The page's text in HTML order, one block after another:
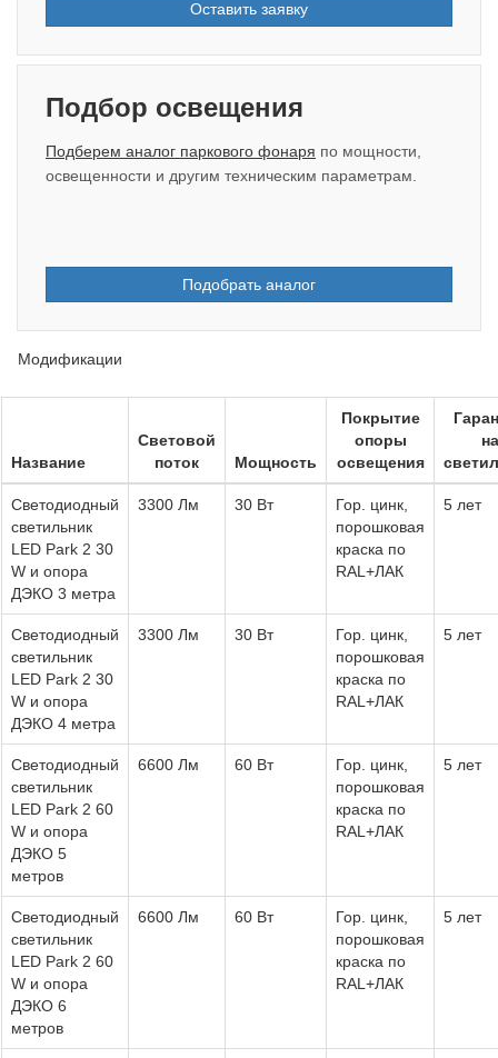
Оставить заявку
Подбор освещения
Подберем аналог паркового фонаря по мощности,
освещенности и другим техническим параметрам.
Подобрать аналог
Модификации
Название
Световой
поток
Мощность
Покрытие
опоры
освещения
на
Светодиодный
светильник
LED Park 2 30
W и опора
ДЭКО 3 метра
3300 Лм 30 Вт
Гор. цинк,
порошковая
краска по
RAL+ЛАК
5 лет
Светодиодный
светильник
LED Park 2 30
W и опора
ДЭКО 4 метра
3300 Лм 30 Вт
Гор. цинк,
порошковая
краска по
RAL+ЛАК
5 лет
Светодиодный
светильник
LED Park 2 60
W и опора
ДЭКО 5
метров
6600 Лм 60 Вт
Гор. цинк,
порошковая
краска по
RAL+ЛАК
5 лет
Светодиодный
светильник
LED Park 2 60
W и опора
ДЭКО 6
метров
6600 Лм 60 Вт
Гор. цинк,
порошковая
краска по
RAL+ЛАК
5 лет